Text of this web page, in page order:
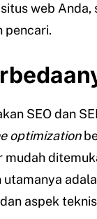
web
pencari.
SEO dan
optimization
utamanya
aspek